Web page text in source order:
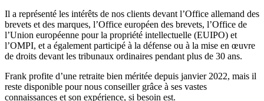
Il a représenté les intérêts de nos clients devant l’Office allemand des
brevets et des marques, l’Office européen des brevets, l’Office de
l’Union européenne pour la propriété intellectuelle (EUIPO) et
l’OMPI, et a également participé à la défense ou à la mise en œuvre
de droits devant les tribunaux ordinaires pendant plus de 30 ans.
Frank profite d’une retraite bien méritée depuis janvier 2022, mais il
reste disponible pour nous conseiller grâce à ses vastes
connaissances et son expérience, si besoin est.